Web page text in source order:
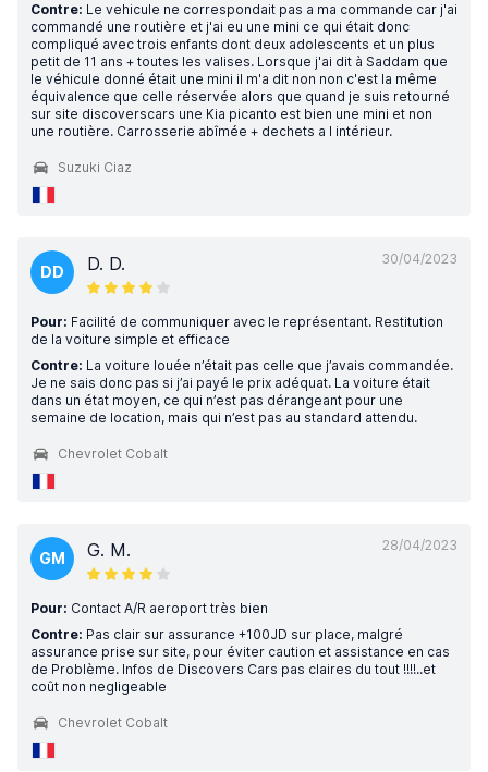
Contre: Le vehicule ne correspondait pas a ma commande car j'ai
commandé une routière et j'ai eu une mini ce qui était donc
compliqué avec trois enfants dont deux adolescents et un plus
petit de 11 ans + toutes les valises. Lorsque j'ai dit à Saddam que
le véhicule donné était une mini il m'a dit non non c'est la même
équivalence que celle réservée alors que quand je suis retourné
sur site discoverscars une Kia picanto est bien une mini et non
une routière. Carrosserie abîmée + dechets a l intérieur.
Suzuki Ciaz
30/04/2023
DD D. D.
Pour: Facilité de communiquer avec le représentant. Restitution
de la voiture simple et efficace
Contre: La voiture louée n’était pas celle que j’avais commandée.
Je ne sais donc pas si j’ai payé le prix adéquat. La voiture était
dans un état moyen, ce qui n’est pas dérangeant pour une
semaine de location, mais qui n’est pas au standard attendu.
Chevrolet Cobalt
28/04/2023
GM G. M.
Pour: Contact A/R aeroport très bien
Contre: Pas clair sur assurance +100JD sur place, malgré
assurance prise sur site, pour éviter caution et assistance en cas
de Problème. Infos de Discovers Cars pas claires du tout !!!!..et
coût non negligeable
Chevrolet Cobalt